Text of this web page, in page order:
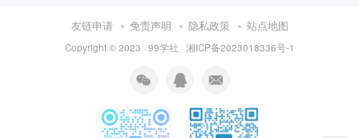
友链申请 免责声明 隐私政策 站点地图
Copyright © 2023 · 99学社 · 湘ICP备2023018336号-1